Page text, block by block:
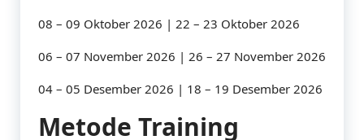
08 – 09 Oktober 2026 | 22 – 23 Oktober 2026
06 – 07 November 2026 | 26 – 27 November 2026
04 – 05 Desember 2026 | 18 – 19 Desember 2026
Metode Training